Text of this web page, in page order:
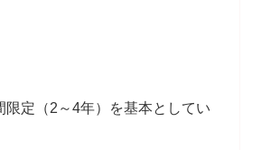
定（2～4年）を基本としてい